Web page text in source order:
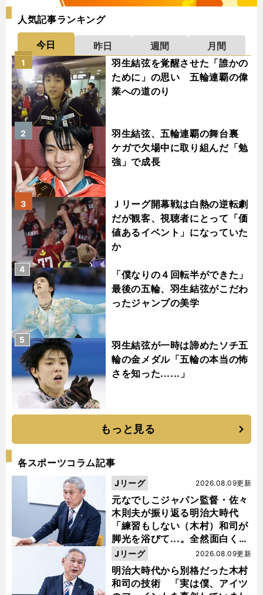
人気記事ランキング
今日 昨日 週間
月間
羽生結弦を覚醒させた「誰かの
ために」の思い 五輪連覇の偉
業への道のり
1
羽生結弦、五輪連覇の舞台裏
ケガで欠場中に取り組んだ「勉
強」で成長
2
Ｊリーグ開幕戦は白熱の逆転劇
だが観客、視聴者にとって「価
値あるイベント」になっていた
か
3
「僕なりの４回転半ができた」
最後の五輪、羽生結弦がこだわ
ったジャンプの美学
4
羽生結弦が一時は諦めたソチ五
輪の金メダル「五輪の本当の怖
さを知った......」
5
もっと見る
各スポーツコラム記事
元なでしこジャパン監督・佐々
木則夫が振り返る明治大時代
「練習もしない（木村）和司が
脚光を浴びて...。全然面白くな
い４年間でした」
2026.08.09更新
Jリーグ
明治大時代から別格だった木村
和司の技術 「実は僕、アイツ
2026.08.09更新
Jリーグ